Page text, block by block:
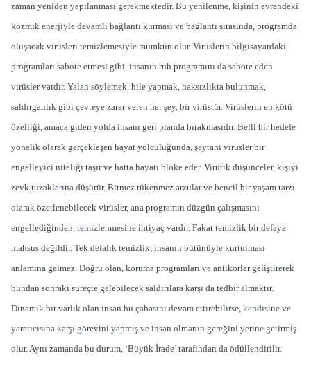
zaman yeniden yapılanması gerekmektedir. Bu yenilenme, kişinin evrendeki
kozmik enerjiyle devamlı bağlantı kurması ve bağlantı sırasında, programda
oluşacak virüsleri temizlemesiyle mümkün olur. Virüslerin bilgisayardaki
programları sabote etmesi gibi, insanın ruh programını da sabote eden
virüsler vardır. Yalan söylemek, hile yapmak, haksızlıkta bulunmak,
saldırganlık gibi çevreye zarar veren her şey, bir virüstür. Virüslerin en kötü
özelliği, amaca giden yolda insanı geri planda bırakmasıdır. Belli bir hedefe
yönelik olarak gerçekleşen hayat yolculuğunda, şeytani virüsler bir
engelleyici niteliği taşır ve hatta hayatı bloke eder. Virütik düşünceler, kişiyi
zevk tuzaklarına düşürür. Bitmez tükenmez arzular ve bencil bir yaşam tarzı
olarak özetlenebilecek virüsler, ana programın düzgün çalışmasını
engellediğinden, temizlenmesine ihtiyaç vardır. Fakat temizlik bir defaya
mahsus değildir. Tek defalık temizlik, insanın bütünüyle kurtulması
anlamına gelmez. Doğru olan, koruma programları ve antikorlar geliştirerek
bundan sonraki süreçte gelebilecek saldırılara karşı da tedbir almaktır.
Dinamik bir varlık olan insan bu çabasını devam ettirebilirse, kendisine ve
yaratıcısına karşı görevini yapmış ve insan olmanın gereğini yerine getirmiş
olur. Aynı zamanda bu durum, ‘Büyük İrade’ tarafından da ödüllendirilir.